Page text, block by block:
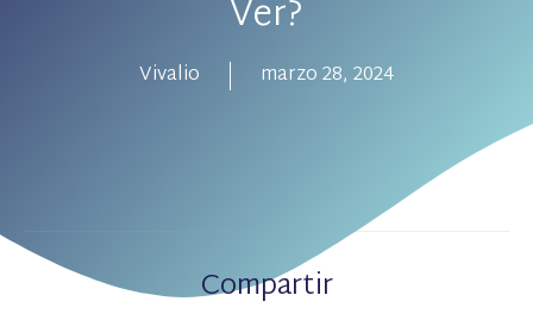
Ver?
Vivalio marzo 28, 2024
Compartir